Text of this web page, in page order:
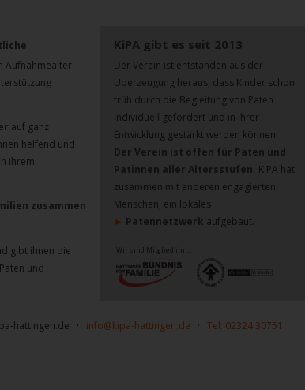
Aufnahmealter
auf ganz
helfend und
ihrem
zusammen
gibt ihnen die
und
KiPA gibt es seit 2013
Der Verein ist entstanden aus der
Überzeugung heraus, dass Kinder schon
früh durch die Begleitung von Paten
individuell gefördert und in ihrer
Entwicklung gestärkt werden können.
Der Verein ist offen für Paten und
Patinnen aller Altersstufen. KiPA hat
zusammen mit anderen engagierten
Menschen, ein lokales
► Patennetzwerk aufgebaut.
hattingen.de · info@kipa-hattingen.de · Tel: 02324 30751
Wir sind Mitglied im …